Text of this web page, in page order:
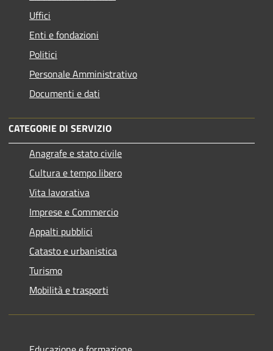
Uffici
Enti e fondazioni
Politici
Personale Amministrativo
Documenti e dati
CATEGORIE DI SERVIZIO
Anagrafe e stato civile
Cultura e tempo libero
Vita lavorativa
Imprese e Commercio
Appalti pubblici
Catasto e urbanistica
Turismo
Mobilità e trasporti